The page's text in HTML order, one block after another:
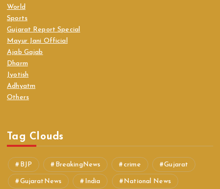
World
Sports
Gujarat Report Special
Mayur Jani Official
Ajab Gajab
Dharm
Jyotish
Adhyatm
Others
Tag Clouds
BJP BreakingNews crime Gujarat
GujaratNews India National News